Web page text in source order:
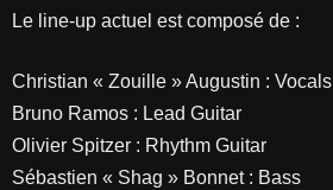
Le line-up actuel est composé de :
Christian « Zouille » Augustin : Vocals
Bruno Ramos : Lead Guitar
Olivier Spitzer : Rhythm Guitar
Sébastien « Shag » Bonnet : Bass